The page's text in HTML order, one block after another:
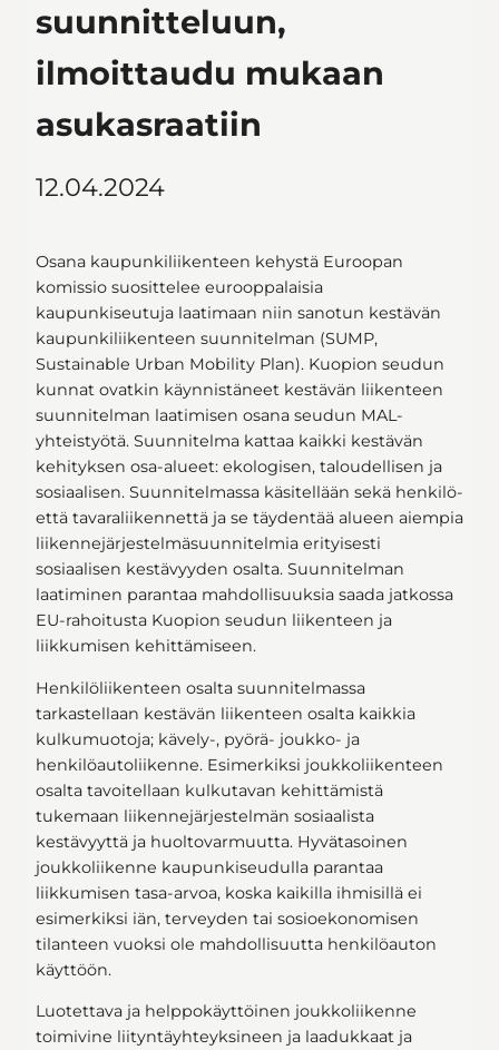
suunnitteluun,
ilmoittaudu mukaan
asukasraatiin
12.04.2024
Osana kaupunkiliikenteen kehystä Euroopan
komissio suosittelee eurooppalaisia
kaupunkiseutuja laatimaan niin sanotun kestävän
kaupunkiliikenteen suunnitelman (SUMP,
Sustainable Urban Mobility Plan). Kuopion seudun
kunnat ovatkin käynnistäneet kestävän liikenteen
suunnitelman laatimisen osana seudun MAL-
yhteistyötä. Suunnitelma kattaa kaikki kestävän
kehityksen osa-alueet: ekologisen, taloudellisen ja
sosiaalisen. Suunnitelmassa käsitellään sekä henkilö-
että tavaraliikennettä ja se täydentää alueen aiempia
liikennejärjestelmäsuunnitelmia erityisesti
sosiaalisen kestävyyden osalta. Suunnitelman
laatiminen parantaa mahdollisuuksia saada jatkossa
EU-rahoitusta Kuopion seudun liikenteen ja
liikkumisen kehittämiseen.
Henkilöliikenteen osalta suunnitelmassa
tarkastellaan kestävän liikenteen osalta kaikkia
kulkumuotoja; kävely-, pyörä- joukko- ja
henkilöautoliikenne. Esimerkiksi joukkoliikenteen
osalta tavoitellaan kulkutavan kehittämistä
tukemaan liikennejärjestelmän sosiaalista
kestävyyttä ja huoltovarmuutta. Hyvätasoinen
joukkoliikenne kaupunkiseudulla parantaa
liikkumisen tasa-arvoa, koska kaikilla ihmisillä ei
esimerkiksi iän, terveyden tai sosioekonomisen
tilanteen vuoksi ole mahdollisuutta henkilöauton
käyttöön.
Luotettava ja helppokäyttöinen joukkoliikenne
toimivine liityntäyhteyksineen ja laadukkaat ja